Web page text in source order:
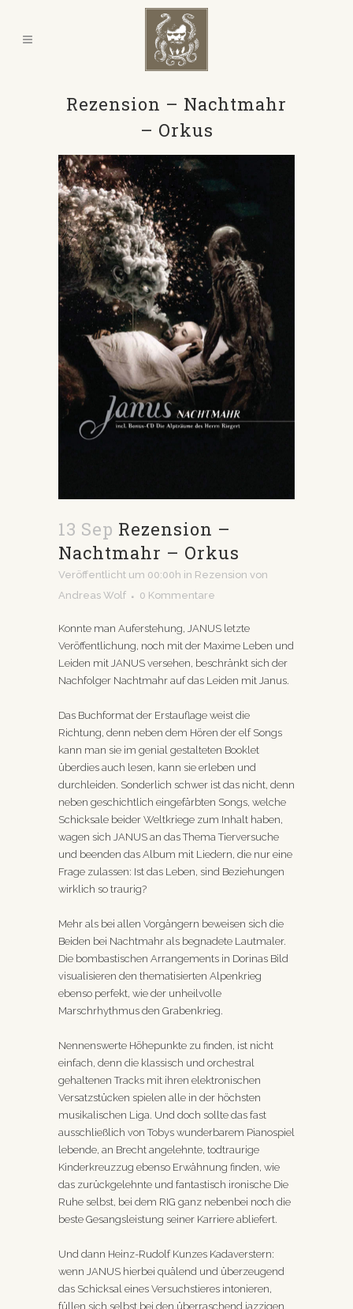
Rezension – Nachtmahr
– Orkus
13 Sep Rezension –
Nachtmahr – Orkus
Veröffentlicht um 00:00h in Rezension von
Andreas Wolf
0 Kommentare
Konnte man Auferstehung, JANUS letzte
Veröffentlichung, noch mit der Maxime Leben und
Leiden mit JANUS versehen, beschränkt sich der
Nachfolger Nachtmahr auf das Leiden mit Janus.
Das Buchformat der Erstauflage weist die
Richtung, denn neben dem Hören der elf Songs
kann man sie im genial gestalteten Booklet
überdies auch lesen, kann sie erleben und
durchleiden. Sonderlich schwer ist das nicht, denn
neben geschichtlich eingefärbten Songs, welche
Schicksale beider Weltkriege zum Inhalt haben,
wagen sich JANUS an das Thema Tierversuche
und beenden das Album mit Liedern, die nur eine
Frage zulassen: Ist das Leben, sind Beziehungen
wirklich so traurig?
Mehr als bei allen Vorgängern beweisen sich die
Beiden bei Nachtmahr als begnadete Lautmaler.
Die bombastischen Arrangements in Dorinas Bild
visualisieren den thematisierten Alpenkrieg
ebenso perfekt, wie der unheilvolle
Marschrhythmus den Grabenkrieg.
Nennenswerte Höhepunkte zu finden, ist nicht
einfach, denn die klassisch und orchestral
gehaltenen Tracks mit ihren elektronischen
Versatzstücken spielen alle in der höchsten
musikalischen Liga. Und doch sollte das fast
ausschließlich von Tobys wunderbarem Pianospiel
lebende, an Brecht angelehnte, todtraurige
Kinderkreuzzug ebenso Erwähnung finden, wie
das zurückgelehnte und fantastisch ironische Die
Ruhe selbst, bei dem RIG ganz nebenbei noch die
beste Gesangsleistung seiner Karriere abliefert.
Und dann Heinz-Rudolf Kunzes Kadaverstern:
wenn JANUS hierbei quälend und überzeugend
das Schicksal eines Versuchstieres intonieren,
füllen sich selbst bei den überraschend jazzigen